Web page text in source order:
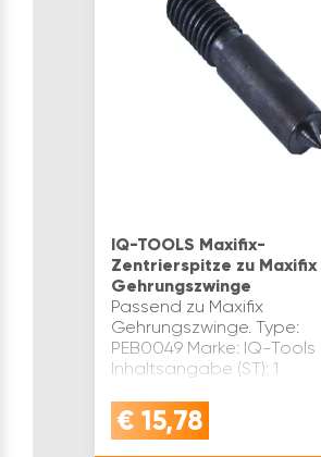
IQ-TOOLS Maxifix-
Zentrierspitze zu Maxifix
Gehrungszwinge
Passend zu Maxifix
Gehrungszwinge. Type:
PEB0049 Marke: IQ-Tools
Inhaltsangabe (ST): 1
€ 15,78